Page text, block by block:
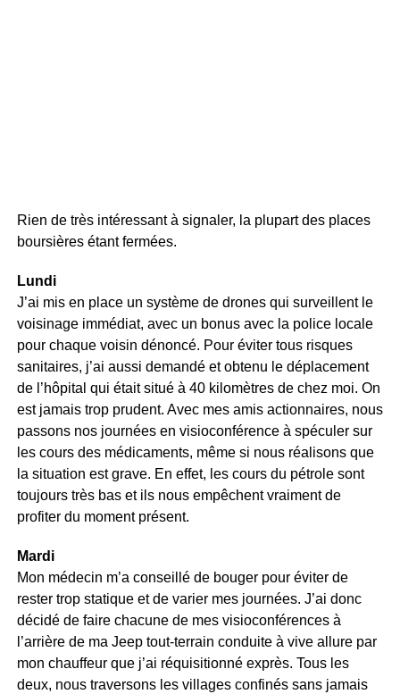
Rien de très intéressant à signaler, la plupart des places
boursières étant fermées.
Lundi
J’ai mis en place un système de drones qui surveillent le
voisinage immédiat, avec un bonus avec la police locale
pour chaque voisin dénoncé. Pour éviter tous risques
sanitaires, j’ai aussi demandé et obtenu le déplacement
de l’hôpital qui était situé à 40 kilomètres de chez moi. On
est jamais trop prudent. Avec mes amis actionnaires, nous
passons nos journées en visioconférence à spéculer sur
les cours des médicaments, même si nous réalisons que
la situation est grave. En effet, les cours du pétrole sont
toujours très bas et ils nous empêchent vraiment de
profiter du moment présent.
Mardi
Mon médecin m’a conseillé de bouger pour éviter de
rester trop statique et de varier mes journées. J’ai donc
décidé de faire chacune de mes visioconférences à
l’arrière de ma Jeep tout-terrain conduite à vive allure par
mon chauffeur que j’ai réquisitionné exprès. Tous les
deux, nous traversons les villages confinés sans jamais